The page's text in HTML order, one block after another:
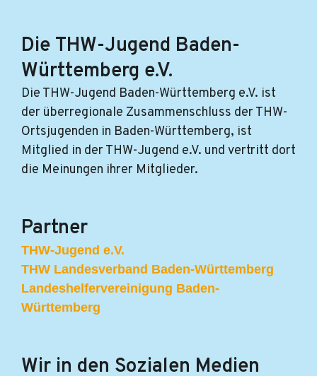
Die THW-Jugend Baden-
Württemberg e.V.
Die THW-Jugend Baden-Württemberg e.V. ist
der überregionale Zusammenschluss der THW-
Ortsjugenden in Baden-Württemberg, ist
Mitglied in der THW-Jugend e.V. und vertritt dort
die Meinungen ihrer Mitglieder.
Partner
THW-Jugend e.V.
THW Landesverband Baden-Württemberg
Landeshelfervereinigung Baden-
Württemberg
Wir in den Sozialen Medien